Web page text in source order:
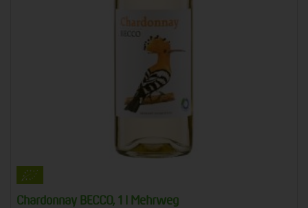
Chardonnay BECCO, 1 l Mehrweg